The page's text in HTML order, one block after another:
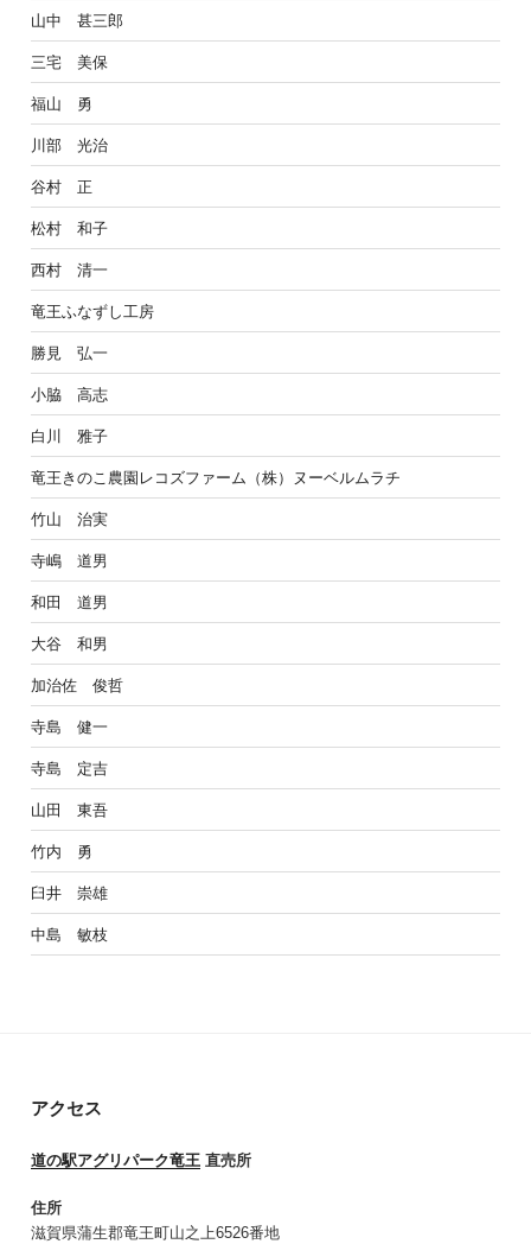
山中 甚三郎
三宅 美保
福山 勇
川部 光治
谷村 正
松村 和子
西村 清一
竜王ふなずし工房
勝見 弘一
小脇 高志
白川 雅子
竜王きのこ農園レコズファーム（株）ヌーベルムラチ
竹山 治実
寺嶋 道男
和田 道男
大谷 和男
加治佐 俊哲
寺島 健一
寺島 定吉
山田 東吾
竹内 勇
臼井 崇雄
中島 敏枝
アクセス
道の駅アグリパーク竜王 直売所
住所
滋賀県蒲生郡竜王町山之上6526番地